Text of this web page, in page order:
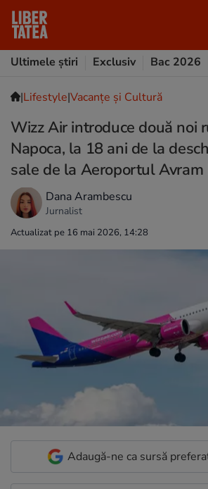
Ultimele știri
Exclusiv Bac 2026
|Lifestyle|Vacanțe și Cultură
Wizz Air introduce două noi
Napoca, la 18 ani de la
sale de la Aeroportul Avram
Dana Arambescu
Jurnalist
Actualizat pe 16 mai 2026, 14:28
Adaugă-ne ca sursă